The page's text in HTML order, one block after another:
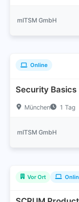
mITSM GmbH
Online
Security Basics
München 1 Tag
mITSM GmbH
Vor Ort